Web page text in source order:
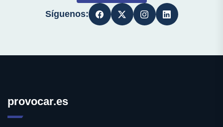
Síguenos:
provocar.es